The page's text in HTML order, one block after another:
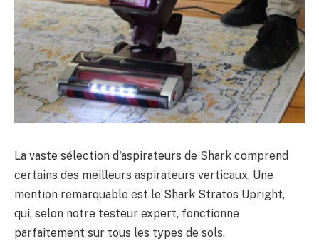
La vaste sélection d'aspirateurs de Shark comprend
certains des meilleurs aspirateurs verticaux. Une
mention remarquable est le Shark Stratos Upright,
qui, selon notre testeur expert, fonctionne
parfaitement sur tous les types de sols.